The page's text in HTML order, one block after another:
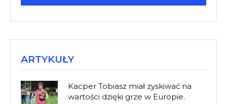
ARTYKUŁY
Kacper Tobiasz miał zyskiwać na
wartości dzięki grze w Europie.